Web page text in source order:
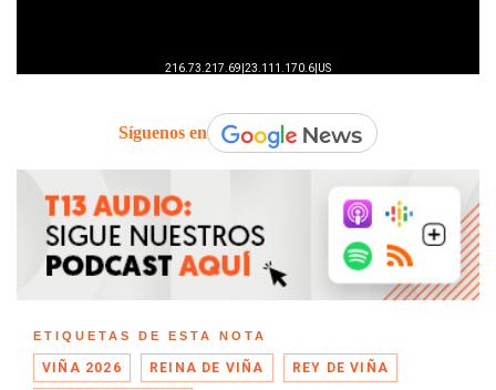
Síguenos en
ETIQUETAS DE ESTA NOTA
VIÑA 2026 REINA DE VIÑA REY DE VIÑA